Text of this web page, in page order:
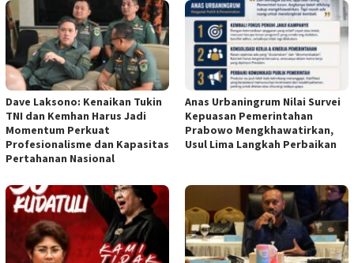
Dave Laksono: Kenaikan Tukin
TNI dan Kemhan Harus Jadi
Momentum Perkuat
Profesionalisme dan Kapasitas
Pertahanan Nasional
Anas Urbaningrum Nilai Survei
Kepuasan Pemerintahan
Prabowo Mengkhawatirkan,
Usul Lima Langkah Perbaikan